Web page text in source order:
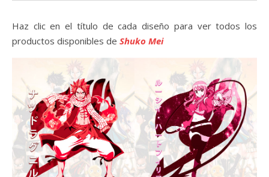
Haz clic en el título de cada diseño para ver todos los
productos disponibles de Shuko Mei